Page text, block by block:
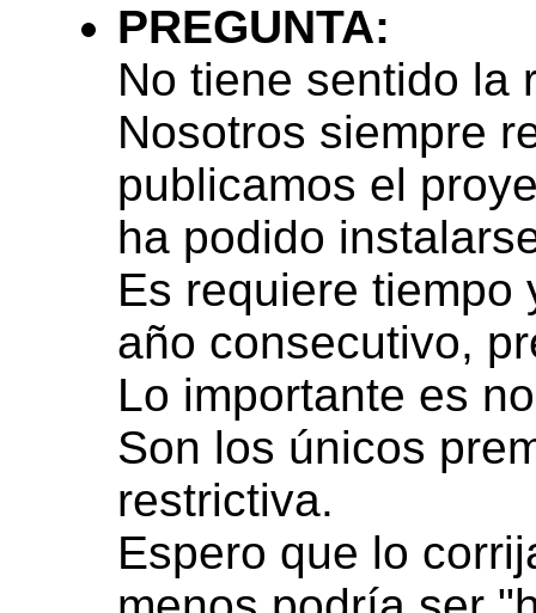
PREGUNTA:
No tiene sentido la
Nosotros siempre
publicamos el
ha podido
Es requiere tiempo
año consecutivo,
Lo importante es
Son los únicos
restrictiva.
Espero que lo